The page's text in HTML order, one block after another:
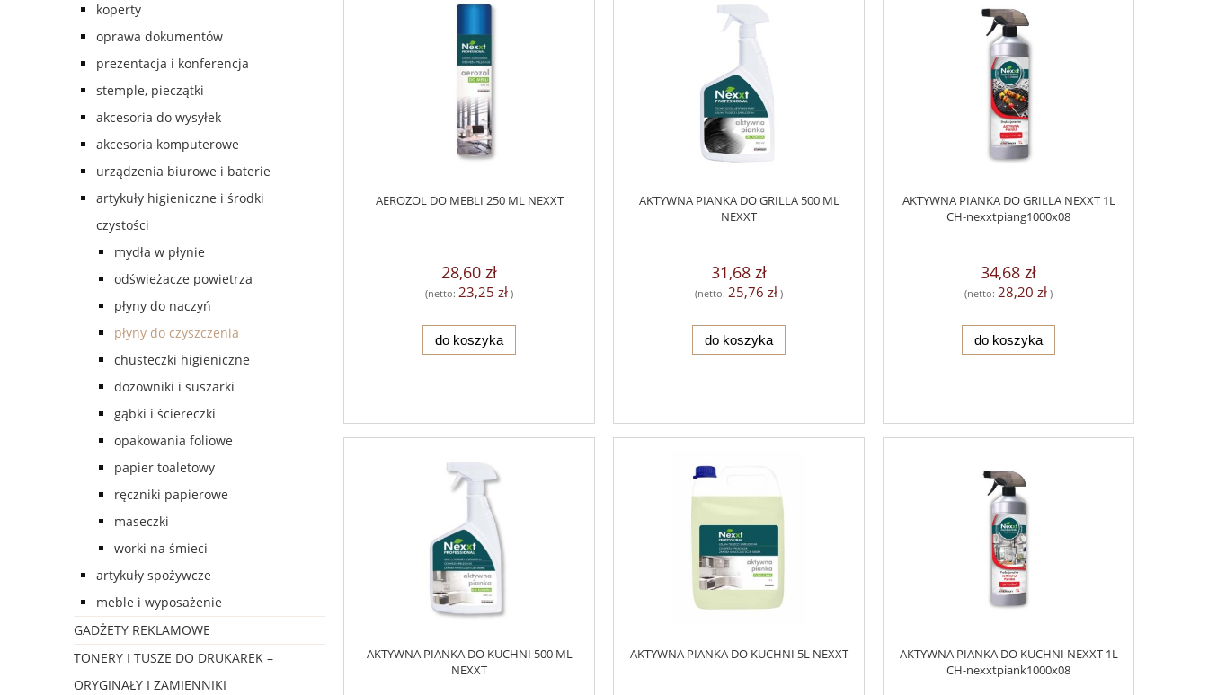
koperty
oprawa dokumentów
prezentacja i konferencja
stemple, pieczątki
akcesoria do wysyłek
akcesoria komputerowe
urządzenia biurowe i baterie
artykuły higieniczne i środki
czystości
mydła w płynie
odświeżacze powietrza
płyny do naczyń
płyny do czyszczenia
chusteczki higieniczne
dozowniki i suszarki
gąbki i ściereczki
opakowania foliowe
papier toaletowy
ręczniki papierowe
maseczki
worki na śmieci
artykuły spożywcze
meble i wyposażenie
GADŻETY REKLAMOWE
TONERY I TUSZE DO DRUKAREK –
ORYGINAŁY I ZAMIENNIKI
AEROZOL DO MEBLI 250 ML NEXXT
28,60 zł
(netto: 23,25 zł )
do koszyka
AKTYWNA PIANKA DO GRILLA 500 ML
NEXXT
31,68 zł
(netto: 25,76 zł )
do koszyka
AKTYWNA PIANKA DO GRILLA NEXXT 1L
CH-nexxtpiang1000x08
34,68 zł
(netto: 28,20 zł )
do koszyka
AKTYWNA PIANKA DO KUCHNI 500 ML
NEXXT
AKTYWNA PIANKA DO KUCHNI 5L NEXXT
AKTYWNA PIANKA DO KUCHNI NEXXT 1L
CH-nexxtpiank1000x08